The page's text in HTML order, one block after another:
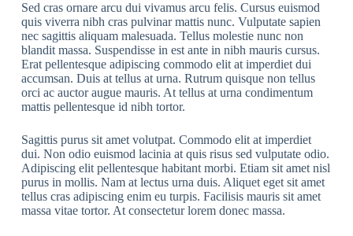
Sed cras ornare arcu dui vivamus arcu felis. Cursus euismod
quis viverra nibh cras pulvinar mattis nunc. Vulputate sapien
nec sagittis aliquam malesuada. Tellus molestie nunc non
blandit massa. Suspendisse in est ante in nibh mauris cursus.
Erat pellentesque adipiscing commodo elit at imperdiet dui
accumsan. Duis at tellus at urna. Rutrum quisque non tellus
orci ac auctor augue mauris. At tellus at urna condimentum
mattis pellentesque id nibh tortor.
Sagittis purus sit amet volutpat. Commodo elit at imperdiet
dui. Non odio euismod lacinia at quis risus sed vulputate odio.
Adipiscing elit pellentesque habitant morbi. Etiam sit amet nisl
purus in mollis. Nam at lectus urna duis. Aliquet eget sit amet
tellus cras adipiscing enim eu turpis. Facilisis mauris sit amet
massa vitae tortor. At consectetur lorem donec massa.